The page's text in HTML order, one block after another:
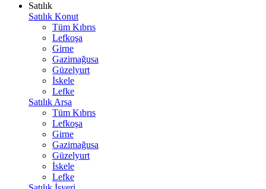
Satılık
Satılık Konut
Tüm Kıbrıs
Lefkoşa
Girne
Gazimağusa
Güzelyurt
İskele
Lefke
Satılık Arsa
Tüm Kıbrıs
Lefkoşa
Girne
Gazimağusa
Güzelyurt
İskele
Lefke